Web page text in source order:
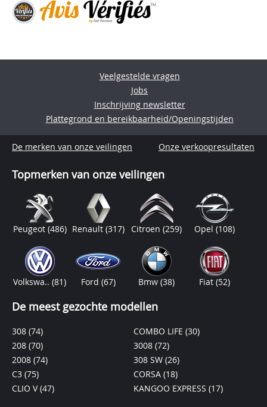
Veelgestelde vragen
Jobs
Inschrijving newsletter
Plattegrond en bereikbaarheid/Openingstijden
De merken van onze veilingen Onze verkoopresultaten
Topmerken van onze veilingen
Peugeot (486) Renault (317) Citroen(259) Opel(108)
Volkswa..(81) Ford (67) Bmw(38) Fiat(52)
De meest gezochte modellen
308 (74)
208 (70)
2008 (74)
C3 (75)
CLIO V(47)
COMBO LIFE (30)
3008 (72)
308 SW (26)
CORSA (18)
KANGOO EXPRESS (17)